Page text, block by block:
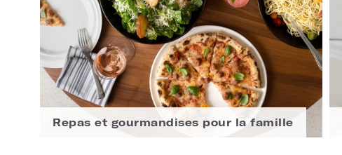
Repas et gourmandises pour la famille